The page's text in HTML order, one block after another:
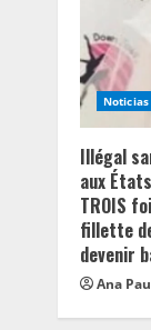
R
e
a
d
i
n
g
Illégal
aux
TROIS
fillette
devenir
Ana